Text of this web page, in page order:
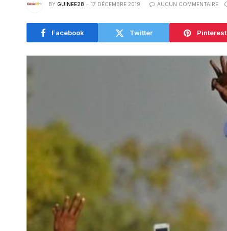
BY GUINEE28 17 DÉCEMBRE 2019 AUCUN COMMENTAIRE
Facebook Twitter Pinterest